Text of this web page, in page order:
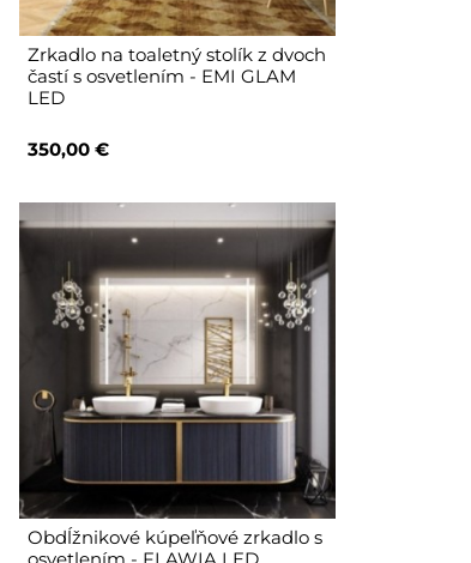
Zrkadlo na toaletný stolík z dvoch
častí s osvetlením - EMI GLAM
LED
350,00 €
Obdĺžnikové kúpeľňové zrkadlo s